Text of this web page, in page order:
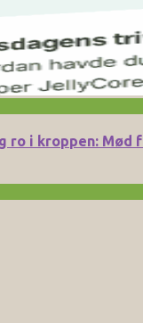
ro i kroppen: Mød